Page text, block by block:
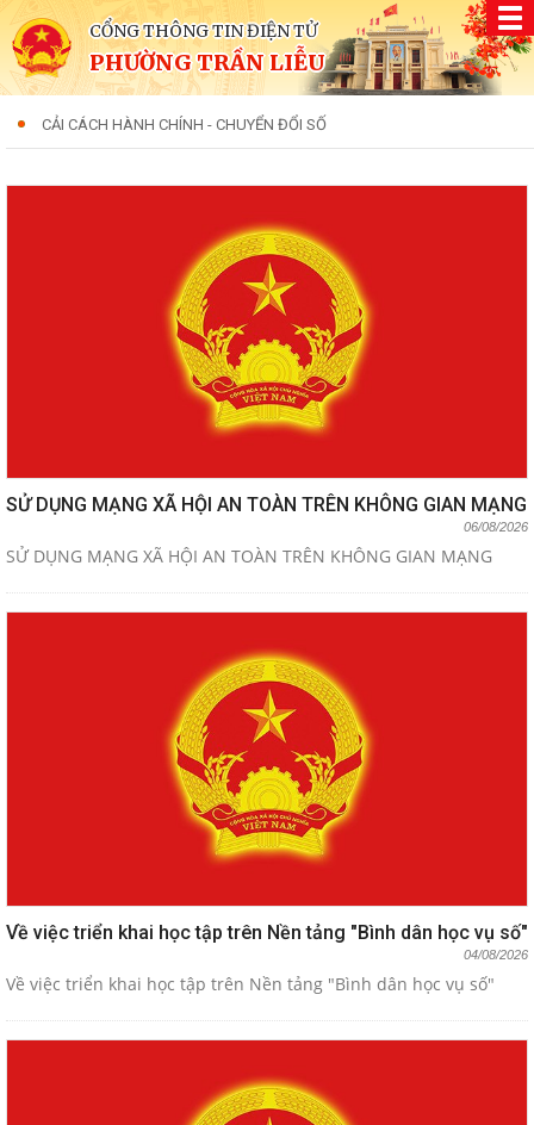
CỔNG THÔNG TIN ĐIỆN TỬ
PHƯỜNG TRẦN LIỄU
CẢI CÁCH HÀNH CHÍNH - CHUYỂN ĐỔI SỐ
SỬ DỤNG MẠNG XÃ HỘI AN TOÀN TRÊN KHÔNG GIAN MẠNG
06/08/2026
SỬ DỤNG MẠNG XÃ HỘI AN TOÀN TRÊN KHÔNG GIAN MẠNG
Về việc triển khai học tập trên Nền tảng "Bình dân học vụ số"
04/08/2026
Về việc triển khai học tập trên Nền tảng "Bình dân học vụ số"